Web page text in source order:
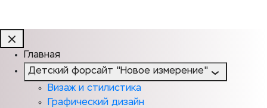
Главная
Детский форсайт "Новое измерение"
Визаж и стилистика
Графический дизайн